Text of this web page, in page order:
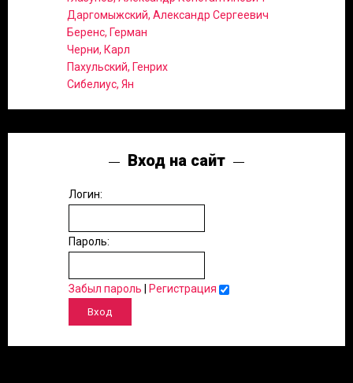
Даргомыжский, Александр Сергеевич
Беренс, Герман
Черни, Карл
Пахульский, Генрих
Сибелиус, Ян
Вход на сайт
Логин:
Пароль:
Забыл пароль Регистрация